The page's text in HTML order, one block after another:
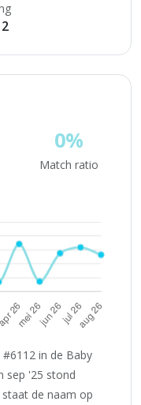
0%
Match ratio
in de Baby
sep '25 stond
de naam op